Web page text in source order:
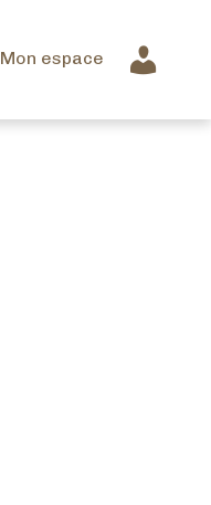
Mon espace